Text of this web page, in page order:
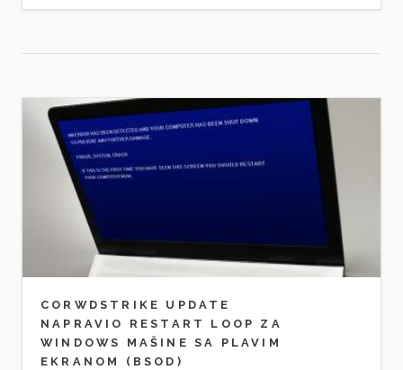
CORWDSTRIKE UPDATE
NAPRAVIO RESTART LOOP ZA
WINDOWS MAŠINE SA PLAVIM
EKRANOM (BSOD)